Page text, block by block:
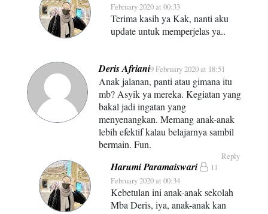
February 2020 at 00:33
Terima kasih ya Kak, nanti aku
update untuk memperjelas ya..
Deris Afriani9 February 2020 at 18:51
Anak jalanan, panti atau gimana itu
mb? Asyik ya mereka. Kegiatan yang
bakal jadi ingatan yang
menyenangkan. Memang anak-anak
lebih efektif kalau belajarnya sambil
bermain. Fun.
Reply
Harumi Paramaiswari
11
February 2020 at 00:34
Kebetulan ini anak-anak sekolah
Mba Deris, iya, anak-anak kan